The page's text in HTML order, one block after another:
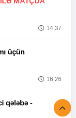
14:37
üçün
16:26
Tofiq Musayevdən UFC-də ikinci qələbə -